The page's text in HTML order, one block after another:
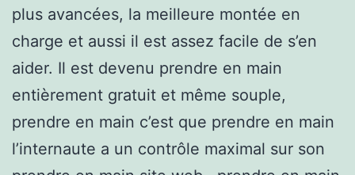
plus avancées, la meilleure montée en
charge et aussi il est assez facile de s’en
aider. Il est devenu prendre en main
entièrement gratuit et même souple,
prendre en main c’est que prendre en main
l’internaute a un contrôle maximal sur son